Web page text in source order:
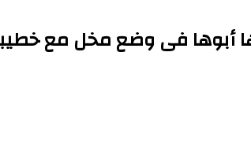
فى وضع مخل مع